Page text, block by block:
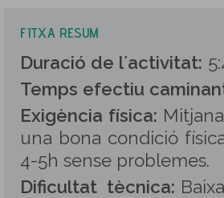
FITXA RESUM
Duració de l´activitat:
Temps efectiu
Exigència física:
una bona condició
4-5h sense problemes.
Dificultat tècnica: